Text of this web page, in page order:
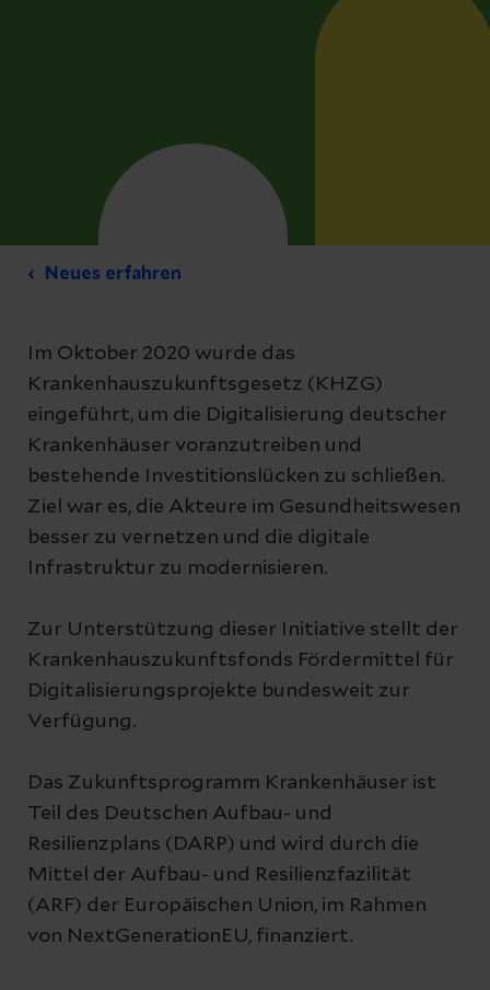
Neues erfahren
Im Oktober 2020 wurde das
Krankenhauszukunftsgesetz (KHZG)
eingeführt, um die Digitalisierung deutscher
Krankenhäuser voranzutreiben und
bestehende Investitionslücken zu schließen.
Ziel war es, die Akteure im Gesundheitswesen
besser zu vernetzen und die digitale
Infrastruktur zu modernisieren.
Zur Unterstützung dieser Initiative stellt der
Krankenhauszukunftsfonds Fördermittel für
Digitalisierungsprojekte bundesweit zur
Verfügung.
Das Zukunftsprogramm Krankenhäuser ist
Teil des Deutschen Aufbau- und
Resilienzplans (DARP) und wird durch die
Mittel der Aufbau- und Resilienzfazilität
(ARF) der Europäischen Union, im Rahmen
von NextGenerationEU, finanziert.